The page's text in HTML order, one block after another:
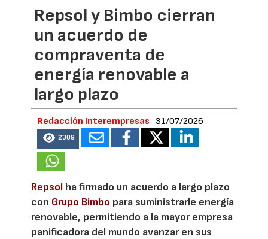
Repsol y Bimbo cierran
un acuerdo de
compraventa de
energía renovable a
largo plazo
Redacción Interempresas 31/07/2026
2309
Repsol ha firmado un acuerdo a largo plazo
con Grupo Bimbo para suministrarle energía
renovable, permitiendo a la mayor empresa
panificadora del mundo avanzar en sus